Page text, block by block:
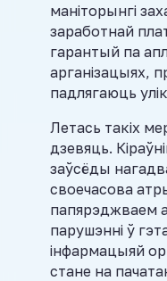
маніторынгі
заработнай
гарантый па
арганізацыях,
падлягаюць
Летась такіх
дзевяць.
заўсёды
своечасова
папярэджваем
парушэнні ў
інфармацыяй
стане на